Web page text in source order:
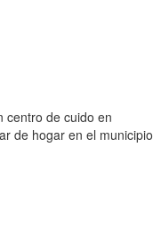
centro de cuido en
de hogar en el municipio